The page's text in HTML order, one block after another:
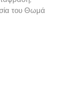
του Θωμά